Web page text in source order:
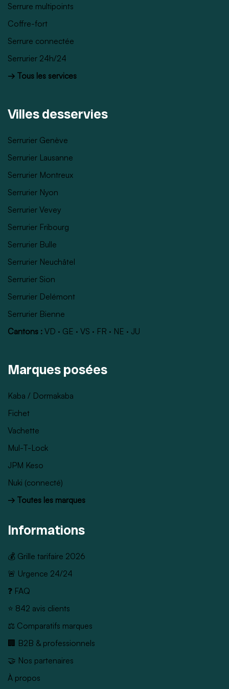
Serrure multipoints
Coffre-fort
Serrure connectée
Serrurier 24h/24
→ Tous les services
Villes desservies
Serrurier Genève
Serrurier Lausanne
Serrurier Montreux
Serrurier Nyon
Serrurier Vevey
Serrurier Fribourg
Serrurier Bulle
Serrurier Neuchâtel
Serrurier Sion
Serrurier Delémont
Serrurier Bienne
Cantons : VD · GE · VS · FR · NE · JU
Marques posées
Kaba / Dormakaba
Fichet
Vachette
Mul-T-Lock
JPM Keso
Nuki (connecté)
→ Toutes les marques
Informations
💰 Grille tarifaire 2026
🚨 Urgence 24/24
❓ FAQ
⭐ 842 avis clients
⚖️ Comparatifs marques
🏢 B2B & professionnels
🤝 Nos partenaires
À propos